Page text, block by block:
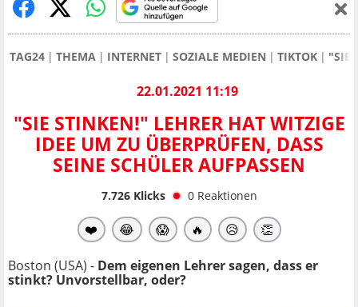
TAG24 THEMA INTERNET SOZIALE MEDIEN TIKTOK "SIE
22.01.2021 11:19
"SIE STINKEN!" LEHRER HAT WITZIGE
IDEE UM ZU ÜBERPRÜFEN, DASS
SEINE SCHÜLER AUFPASSEN
7.726Klicks 0 Reaktionen
❤️ 😂 😱 🔥 😥 👏
Boston (USA) - Dem eigenen Lehrer sagen, dass er
stinkt? Unvorstellbar, oder?